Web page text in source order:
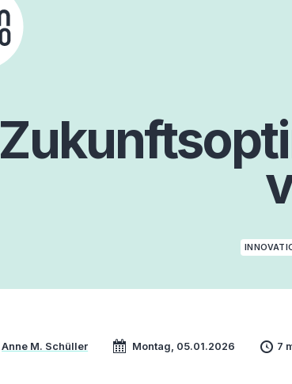
Anne M. Schüller Montag, 05.01.2026 7